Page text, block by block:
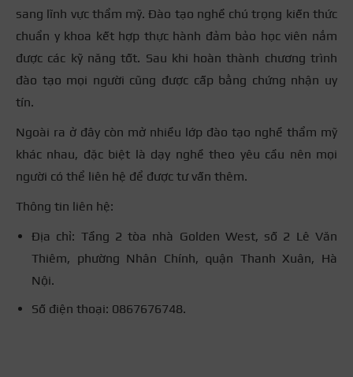
sang lĩnh vực thẩm mỹ. Đào tạo nghề chú trọng kiến thức
chuẩn y khoa kết hợp thực hành đảm bảo học viên nắm
được các kỹ năng tốt. Sau khi hoàn thành chương trình
đào tạo mọi người cũng được cấp bằng chứng nhận uy
tín.
Ngoài ra ở đây còn mở nhiều lớp đào tạo nghề thẩm mỹ
khác nhau, đặc biệt là dạy nghề theo yêu cầu nên mọi
người có thể liên hệ để được tư vấn thêm.
Thông tin liên hệ:
Địa chỉ: Tầng 2 tòa nhà Golden West, số 2 Lê Văn
Thiêm, phường Nhân Chính, quận Thanh Xuân, Hà
Nội.
Số điện thoại: 0867676748.